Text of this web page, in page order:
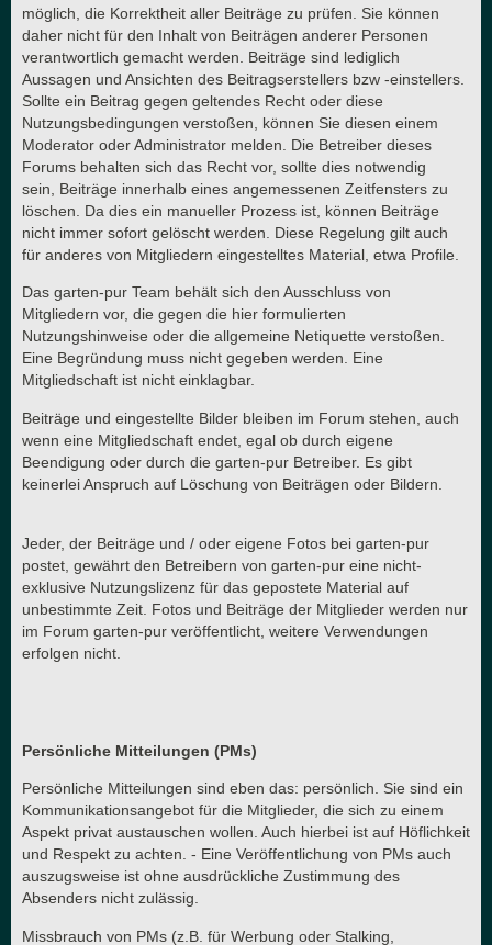
möglich, die Korrektheit aller Beiträge zu prüfen. Sie können
daher nicht für den Inhalt von Beiträgen anderer Personen
verantwortlich gemacht werden. Beiträge sind lediglich
Aussagen und Ansichten des Beitragserstellers bzw -einstellers.
Sollte ein Beitrag gegen geltendes Recht oder diese
Nutzungsbedingungen verstoßen, können Sie diesen einem
Moderator oder Administrator melden. Die Betreiber dieses
Forums behalten sich das Recht vor, sollte dies notwendig
sein, Beiträge innerhalb eines angemessenen Zeitfensters zu
löschen. Da dies ein manueller Prozess ist, können Beiträge
nicht immer sofort gelöscht werden. Diese Regelung gilt auch
für anderes von Mitgliedern eingestelltes Material, etwa Profile.
Das garten-pur Team behält sich den Ausschluss von
Mitgliedern vor, die gegen die hier formulierten
Nutzungshinweise oder die allgemeine Netiquette verstoßen.
Eine Begründung muss nicht gegeben werden. Eine
Mitgliedschaft ist nicht einklagbar.
Beiträge und eingestellte Bilder bleiben im Forum stehen, auch
wenn eine Mitgliedschaft endet, egal ob durch eigene
Beendigung oder durch die garten-pur Betreiber. Es gibt
keinerlei Anspruch auf Löschung von Beiträgen oder Bildern.
Jeder, der Beiträge und / oder eigene Fotos bei garten-pur
postet, gewährt den Betreibern von garten-pur eine nicht-
exklusive Nutzungslizenz für das gepostete Material auf
unbestimmte Zeit. Fotos und Beiträge der Mitglieder werden nur
im Forum garten-pur veröffentlicht, weitere Verwendungen
erfolgen nicht.
Persönliche Mitteilungen (PMs)
Persönliche Mitteilungen sind eben das: persönlich. Sie sind ein
Kommunikationsangebot für die Mitglieder, die sich zu einem
Aspekt privat austauschen wollen. Auch hierbei ist auf Höflichkeit
und Respekt zu achten. - Eine Veröffentlichung von PMs auch
auszugsweise ist ohne ausdrückliche Zustimmung des
Absenders nicht zulässig.
Missbrauch von PMs (z.B. für Werbung oder Stalking,